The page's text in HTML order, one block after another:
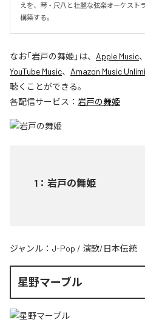
えを、琴・尺八と壮麗な弦楽オーケスト
構築する。
なお「岩戸の舞姫 」は、 Apple Music、
YouTube Music、 Amazon Music
聴くことができる。
各配信サービス： 岩戸の舞姫
1 ： 岩戸の舞姫
ジャンル： J-Pop / 演歌/日本伝統
星野マーブル